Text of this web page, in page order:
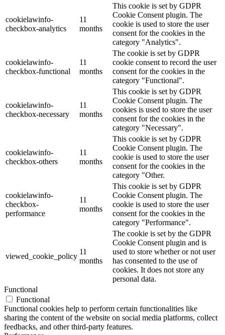
cookielawinfo-
checkbox-analytics
11
months
This cookie is set by GDPR
Cookie Consent plugin. The
cookie is used to store the user
consent for the cookies in the
category "Analytics".
cookielawinfo-
checkbox-functional
11
months
The cookie is set by GDPR
cookie consent to record the user
consent for the cookies in the
category "Functional".
cookielawinfo-
checkbox-necessary
11
months
This cookie is set by GDPR
Cookie Consent plugin. The
cookies is used to store the user
consent for the cookies in the
category "Necessary".
cookielawinfo-
checkbox-others
11
months
This cookie is set by GDPR
Cookie Consent plugin. The
cookie is used to store the user
consent for the cookies in the
category "Other.
cookielawinfo-
checkbox-
performance
11
months
This cookie is set by GDPR
Cookie Consent plugin. The
cookie is used to store the user
consent for the cookies in the
category "Performance".
viewed_cookie_policy
11
months
The cookie is set by the GDPR
Cookie Consent plugin and is
used to store whether or not user
has consented to the use of
cookies. It does not store any
personal data.
Functional
Functional
Functional cookies help to perform certain functionalities like
sharing the content of the website on social media platforms, collect
feedbacks, and other third-party features.